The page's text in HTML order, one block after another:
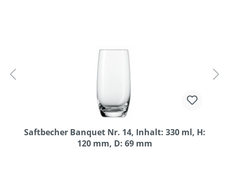
Saftbecher Banquet Nr. 14, Inhalt: 330 ml, H:
120 mm, D: 69 mm